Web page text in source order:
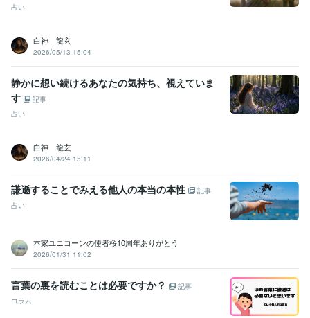
占い
白神 龍玄
2026/05/13 15:04
静かに想い続けるあなたの気持ち、視えていま
す
記事
占い
白神 龍玄
2026/04/24 15:11
謙遜することでみえる他人の本当の本性
記事
占い
本家ユニコーンの使者桜10周年ありがとう
2026/01/31 11:02
言葉の裏を読むことは必要ですか？
記事
コラム